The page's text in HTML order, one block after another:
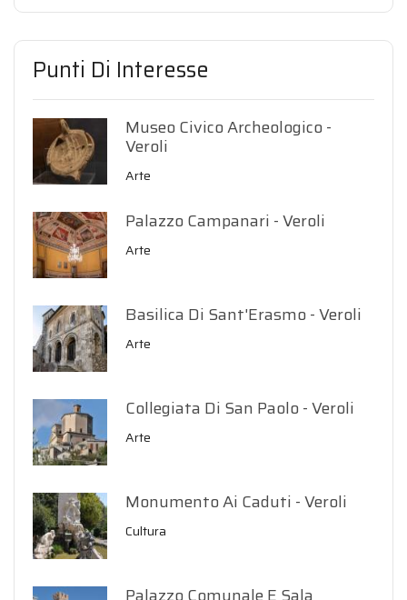
Punti Di Interesse
Museo Civico Archeologico -
Veroli
Arte
Palazzo Campanari - Veroli
Arte
Basilica Di Sant'Erasmo - Veroli
Arte
Collegiata Di San Paolo - Veroli
Arte
Monumento Ai Caduti - Veroli
Cultura